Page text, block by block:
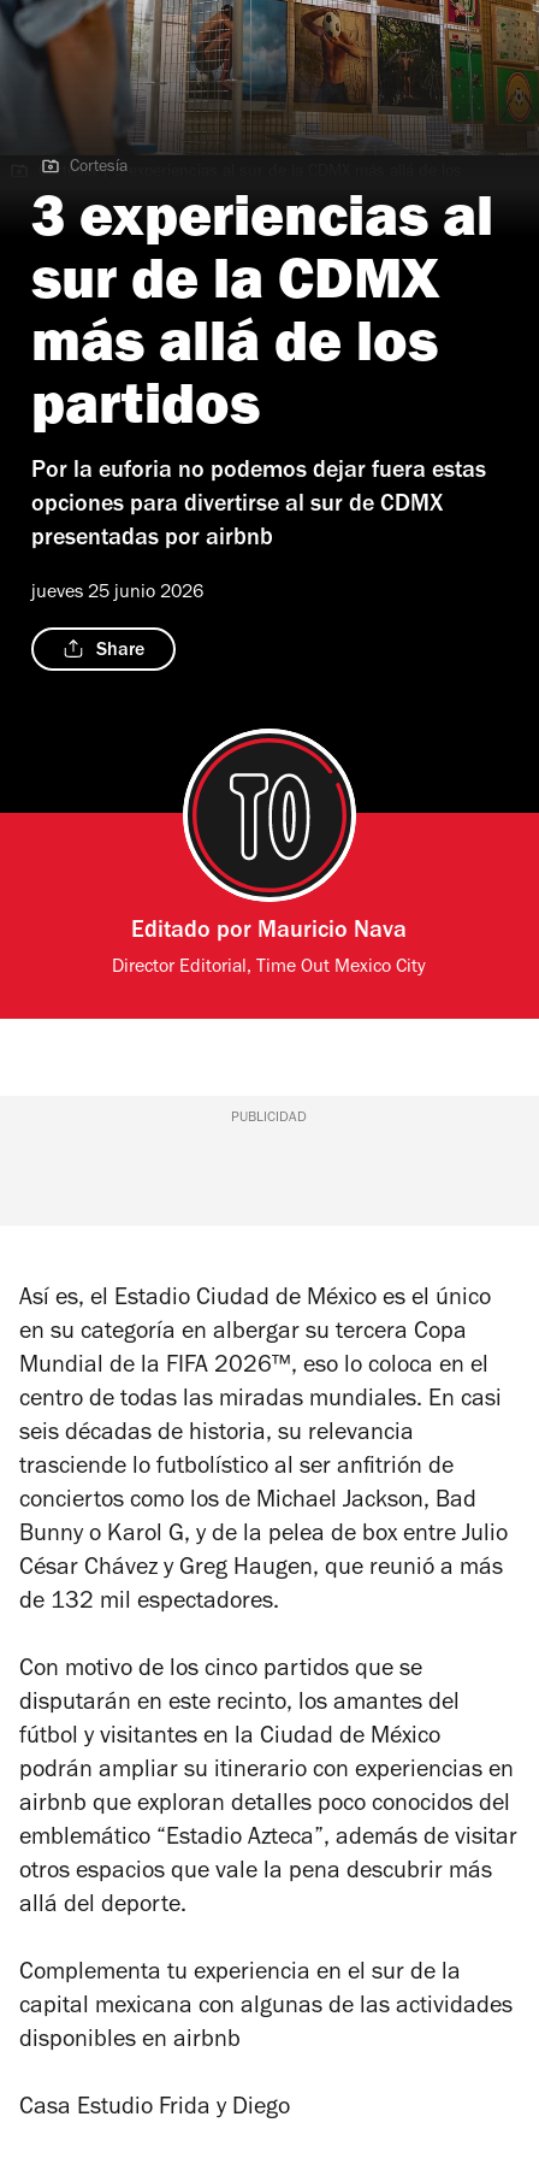
Cortesía | 3 experiencias al sur de la CDMX más allá de los
partidos
Cortesía
3 experiencias al
sur de la CDMX
más allá de los
partidos
Por la euforia no podemos dejar fuera estas
opciones para divertirse al sur de CDMX
presentadas por airbnb
jueves 25 junio 2026
Share
Editado por Mauricio Nava
Director Editorial, Time Out Mexico City
PUBLICIDAD
Así es, el Estadio Ciudad de México es el único
en su categoría en albergar su tercera Copa
Mundial de la FIFA 2026™, eso lo coloca en el
centro de todas las miradas mundiales. En casi
seis décadas de historia, su relevancia
trasciende lo futbolístico al ser anfitrión de
conciertos como los de Michael Jackson, Bad
Bunny o Karol G, y de la pelea de box entre Julio
César Chávez y Greg Haugen, que reunió a más
de 132 mil espectadores.
Con motivo de los cinco partidos que se
disputarán en este recinto, los amantes del
fútbol y visitantes en la Ciudad de México
podrán ampliar su itinerario con experiencias en
airbnb que exploran detalles poco conocidos del
emblemático “Estadio Azteca”, además de visitar
otros espacios que vale la pena descubrir más
allá del deporte.
Complementa tu experiencia en el sur de la
capital mexicana con algunas de las actividades
disponibles en airbnb
Casa Estudio Frida y Diego